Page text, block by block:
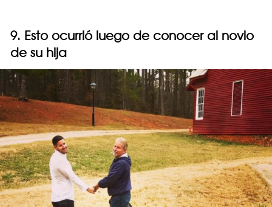
9. Esto ocurrió luego de conocer al novio
de su hija